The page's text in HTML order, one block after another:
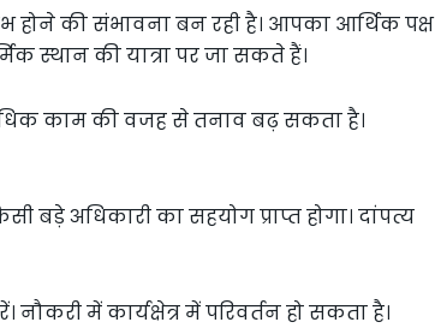
की संभावना बन रही है। आपका आर्थिक पक्ष
स्थान की यात्रा पर जा सकते हैं।
काम की वजह से तनाव बढ़ सकता है।
अधिकारी का सहयोग प्राप्त होगा। दांपत्य
में कार्यक्षेत्र में परिवर्तन हो सकता है।